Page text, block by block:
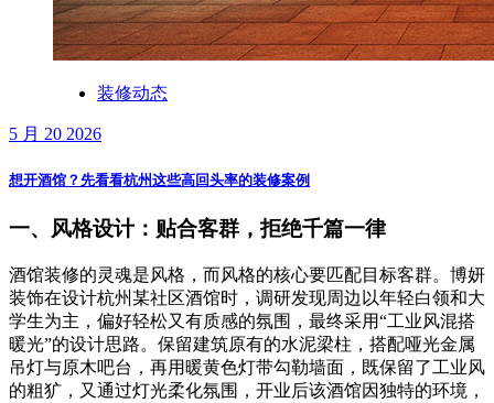
装修动态
5 月 20 2026
想开酒馆？先看看杭州这些高回头率的装修案例
一、风格设计：贴合客群，拒绝千篇一律
酒馆装修的灵魂是风格，而风格的核心要匹配目标客群。博妍
装饰在设计杭州某社区酒馆时，调研发现周边以年轻白领和大
学生为主，偏好轻松又有质感的氛围，最终采用“工业风混搭
暖光”的设计思路。保留建筑原有的水泥梁柱，搭配哑光金属
吊灯与原木吧台，再用暖黄色灯带勾勒墙面，既保留了工业风
的粗犷，又通过灯光柔化氛围，开业后该酒馆因独特的环境，